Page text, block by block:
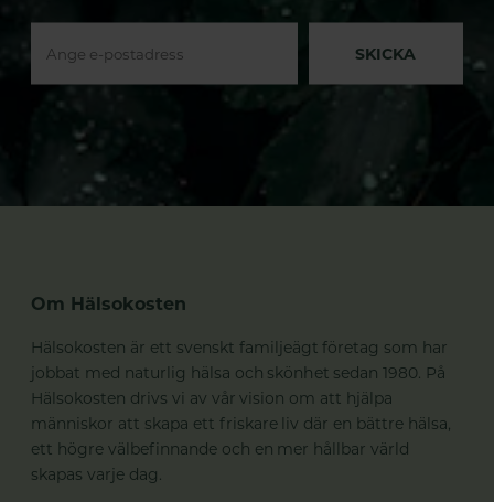
SKICKA
Om Hälsokosten
Hälsokosten är ett svenskt familjeägt företag som har
jobbat med naturlig hälsa och skönhet sedan 1980. På
Hälsokosten drivs vi av vår vision om att hjälpa
människor att skapa ett friskare liv där en bättre hälsa,
ett högre välbefinnande och en mer hållbar värld
skapas varje dag.